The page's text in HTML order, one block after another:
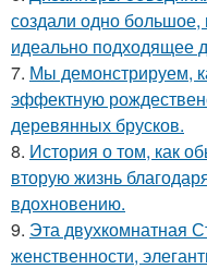
создали одно большое,
идеально подходящее
7. Мы демонстрируем,
эффектную
деревянных брусков.
8. История о том, как
вторую жизнь
вдохновению.
9. Эта двухкомнатная
женственности,